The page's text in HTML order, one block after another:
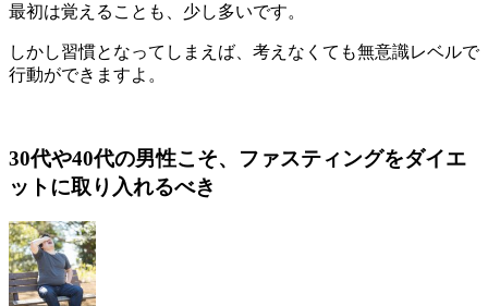
最初は覚えることも、少し多いです。
しかし習慣となってしまえば、考えなくても無意識レベルで
行動ができますよ。
30代や40代の男性こそ、ファスティングをダイエ
ットに取り入れるべき